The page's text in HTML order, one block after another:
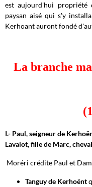
est aujourd'hui propriété
paysan aisé qui s'y
Kerhoant auront fondé
La branche
I.- Paul, seigneur de
Lavalot, fille de Marc,
Moréri crédite Paul et
Tanguy de Kerhoënt